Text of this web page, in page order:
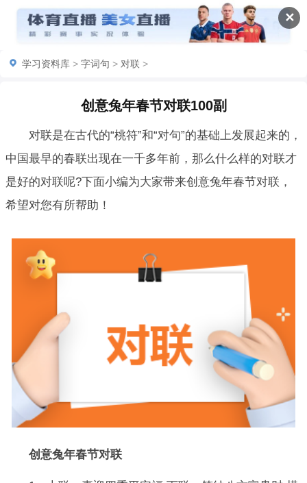
✕
学习资料库 > 字词句 > 对联 >
创意兔年春节对联100副
对联是在古代的“桃符”和“对句”的基础上发展起来的，
中国最早的春联出现在一千多年前，那么什么样的对联才
是好的对联呢?下面小编为大家带来创意兔年春节对联，
希望对您有所帮助！
创意兔年春节对联